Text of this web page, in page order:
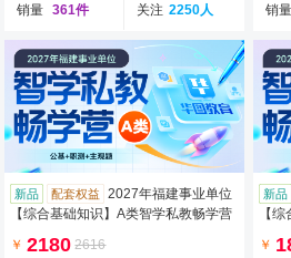
销量 361件 关注 2250人 销量
新品 配套权益
2027年福建事业单位
【综合基础知识】A类智学私教畅学营
￥ 2180 2616
新品
【
￥